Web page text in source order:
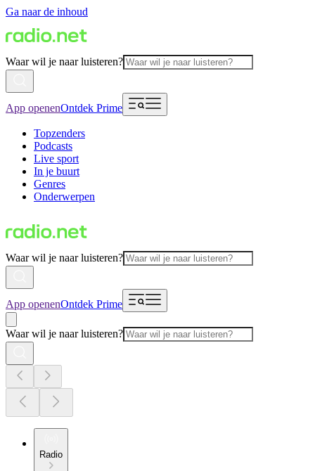
Ga naar de inhoud
Waar wil je naar luisteren?
App openenOntdek Prime
Topzenders
Podcasts
Live sport
In je buurt
Genres
Onderwerpen
Waar wil je naar luisteren?
App openenOntdek Prime
Waar wil je naar luisteren?
Radio